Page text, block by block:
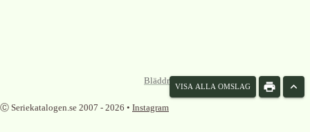
VISA ALLA OMSLAG
Bläddra omslag som lista
Ⓒ Seriekatalogen.se 2007 - 2026 • Instagram